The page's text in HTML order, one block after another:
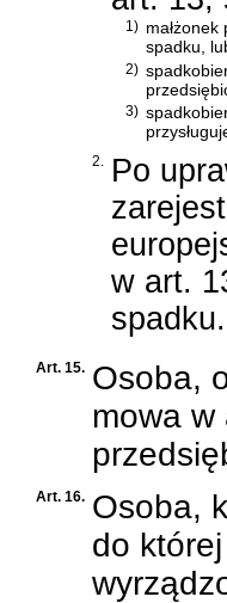
1)
spadku,
2)
3)
2. Po
w art.
spadku.
Art. 15. Osoba,
mowa w
Art. 16. Osoba,
do